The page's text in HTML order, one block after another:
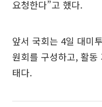
요청한다”고 했다.
앞서 국회는 4일 대미
원회를 구성하고, 활
태다.